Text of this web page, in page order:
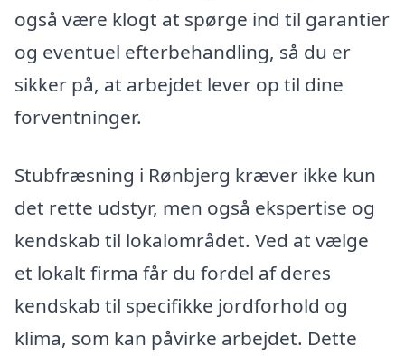
også være klogt at spørge ind til garantier
og eventuel efterbehandling, så du er
sikker på, at arbejdet lever op til dine
forventninger.
Stubfræsning i Rønbjerg kræver ikke kun
det rette udstyr, men også ekspertise og
kendskab til lokalområdet. Ved at vælge
et lokalt firma får du fordel af deres
kendskab til specifikke jordforhold og
klima, som kan påvirke arbejdet. Dette